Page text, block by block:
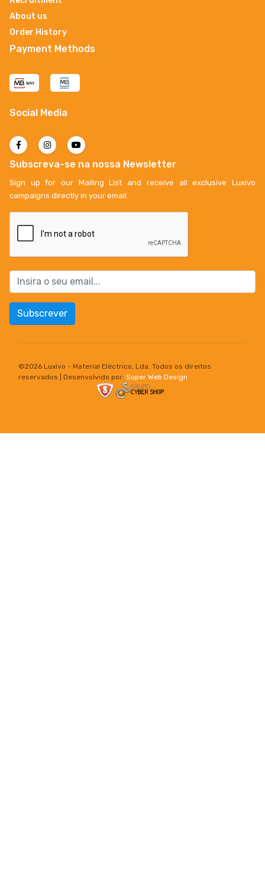
About us
Order History
Payment Methods
Social Media
Subscreva-se na nossa Newsletter
Sign up for our Mailing List and receive all exclusive Luxivo
campaigns directly in your email.
Subscrever
©2026 Luxivo - Material Eléctrico, Lda. Todos os direitos
reservados | Desenvolvido por: Super Web Design